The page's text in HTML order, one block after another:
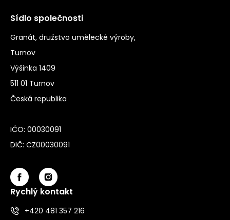
Sídlo společnosti
Granát, družstvo umělecké výroby,
Turnov
Výšinka 1409
511 01 Turnov
Česká republika
IČO: 00030091
DIČ: CZ00030091
Rychlý kontakt
+420 481 357 216